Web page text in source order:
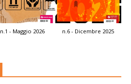
n.1 - Maggio 2026 n.6 - Dicembre 2025